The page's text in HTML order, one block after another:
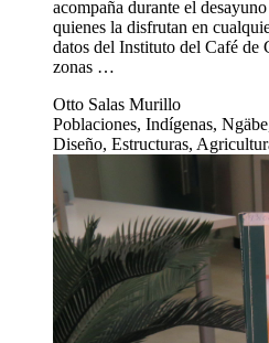
acompaña durante el
quienes la disfrutan en
datos del Instituto del Café de
zonas …
Otto Salas Murillo
Poblaciones, Indígenas,
Diseño, Estructuras,